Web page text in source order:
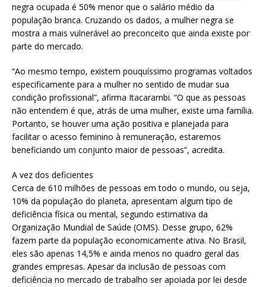
negra ocupada é 50% menor que o salário médio da
população branca. Cruzando os dados, a mulher negra se
mostra a mais vulnerável ao preconceito que ainda existe por
parte do mercado.
“Ao mesmo tempo, existem pouquíssimo programas voltados
especificamente para a mulher no sentido de mudar sua
condição profissional”, afirma Itacarambi. “O que as pessoas
não entendem é que, atrás de uma mulher, existe uma família.
Portanto, se houver uma ação positiva e planejada para
facilitar o acesso feminino à remuneração, estaremos
beneficiando um conjunto maior de pessoas”, acredita.
A vez dos deficientes
Cerca de 610 milhões de pessoas em todo o mundo, ou seja,
10% da população do planeta, apresentam algum tipo de
deficiência física ou mental, segundo estimativa da
Organização Mundial de Saúde (OMS). Desse grupo, 62%
fazem parte da população economicamente ativa. No Brasil,
eles são apenas 14,5% e ainda menos no quadro geral das
grandes empresas. Apesar da inclusão de pessoas com
deficiência no mercado de trabalho ser apoiada por lei desde